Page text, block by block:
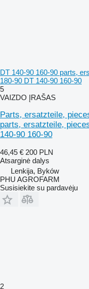
DT 140-90 160-90 parts,
180-90 DT 140-90 160-90
5
VAIZDO ĮRAŠAS
Parts, ersatzteile,
parts, ersatzteile,
140-90 160-90
46,45 € 200 PLN
Atsarginė dalys
Lenkija, Byków
PHU AGROFARM
Susisiekite su pardavėju
2